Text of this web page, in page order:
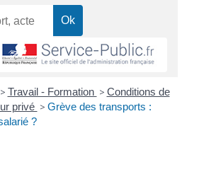
> Travail - Formation > Conditions de
privé > Grève des transports :
?